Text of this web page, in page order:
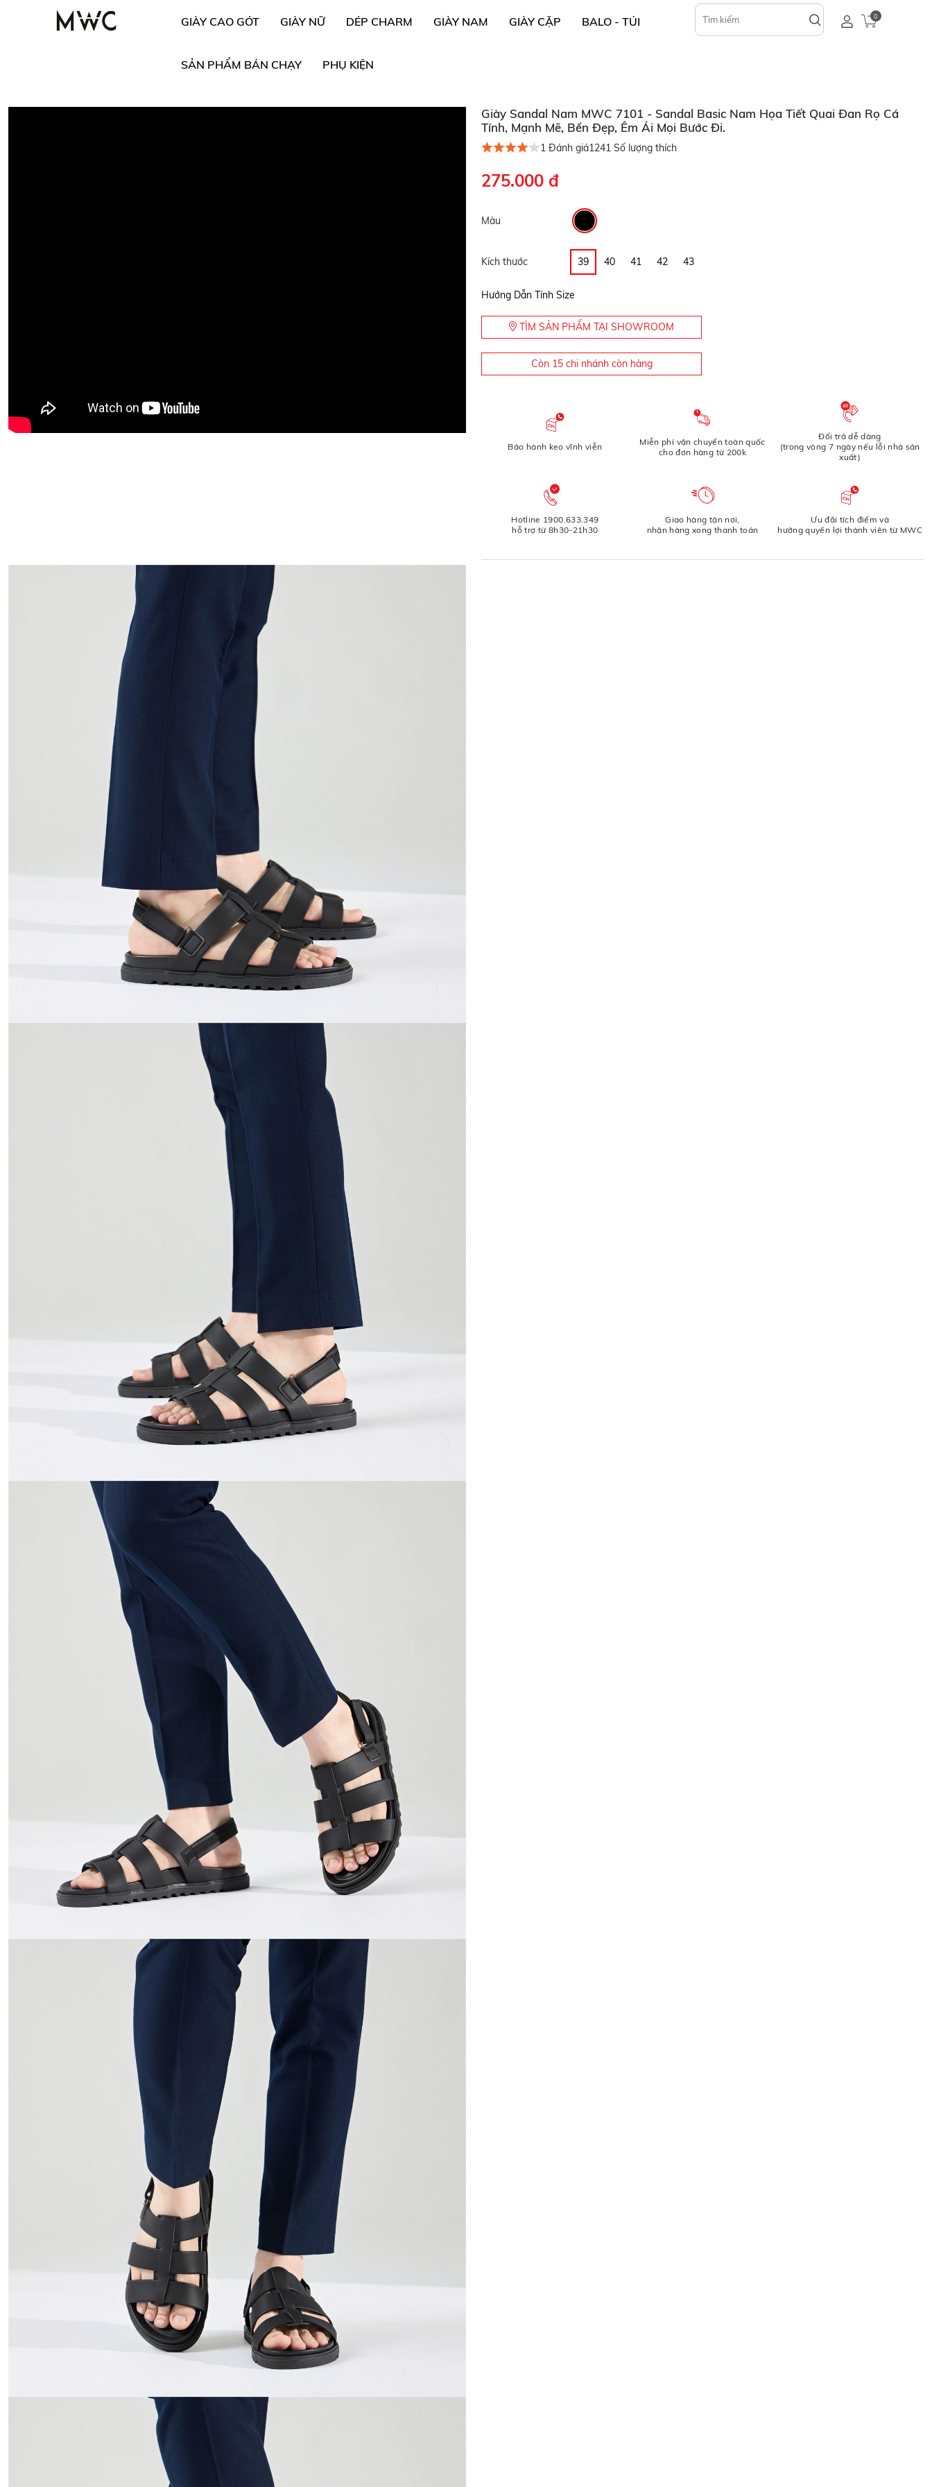
GIÀY CAO GÓT GIÀY NỮ DÉP CHARM GIÀY NAM GIÀY CẶP BALO - TÚI
SẢN PHẨM BÁN CHẠY PHỤ KIỆN
0
Giày Sandal Nam MWC 7101 - Sandal Basic Nam Họa Tiết Quai Đan Rọ Cá
Tính, Mạnh Mẽ, Bền Đẹp, Êm Ái Mọi Bước Đi.
1 Đánh giá1241 Số lượng thích
275.000 đ
Màu
Kích thước 39 40 41 42 43
Hướng Dẫn Tính Size
TÌM SẢN PHẨM TẠI SHOWROOM
Còn 15 chi nhánh còn hàng
Bảo hành keo vĩnh viễn
Miễn phí vận chuyển toàn quốc
cho đơn hàng từ 200k
Đổi trả dễ dàng
(trong vòng 7 ngày nếu lỗi nhà sản
xuất)
Hotline 1900.633.349
hỗ trợ từ 8h30-21h30
Giao hàng tận nơi,
nhận hàng xong thanh toán
Ưu đãi tích điểm và
hưởng quyền lợi thành viên từ MWC